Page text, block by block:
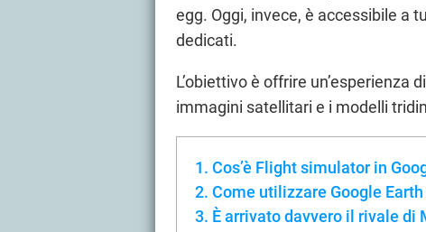
egg. Oggi, invece, è accessibile a
dedicati.
L’obiettivo è offrire
immagini satellitari e i modelli
Cos’è Flight simulator in
Come utilizzare Google
È arrivato davvero il rivale